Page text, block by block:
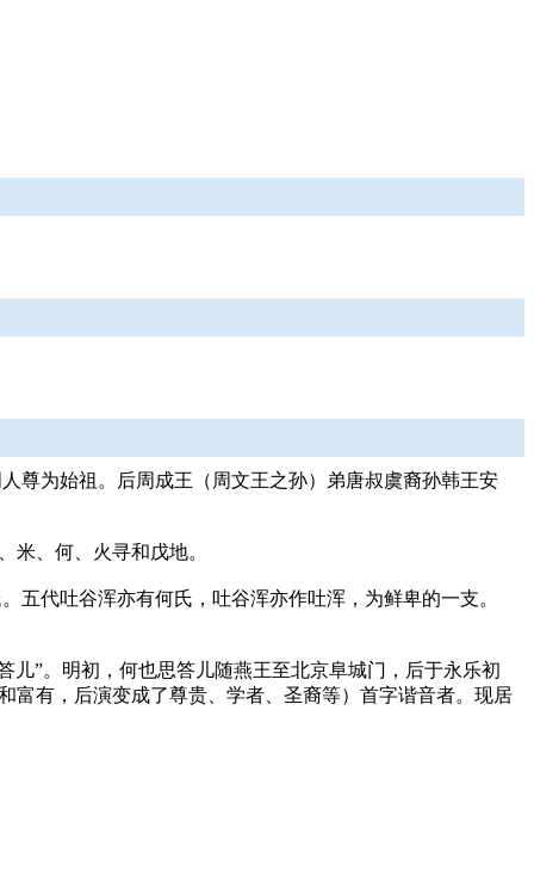
尊为始祖。后周成王（周文王之孙）弟唐叔虞裔孙韩王安
、何、火寻和戊地。
代吐谷浑亦有何氏，吐谷浑亦作吐浑，为鲜卑的一支。
”。明初，何也思答儿随燕王至北京阜城门，后于永乐初
富有，后演变成了尊贵、学者、圣裔等）首字谐音者。现居